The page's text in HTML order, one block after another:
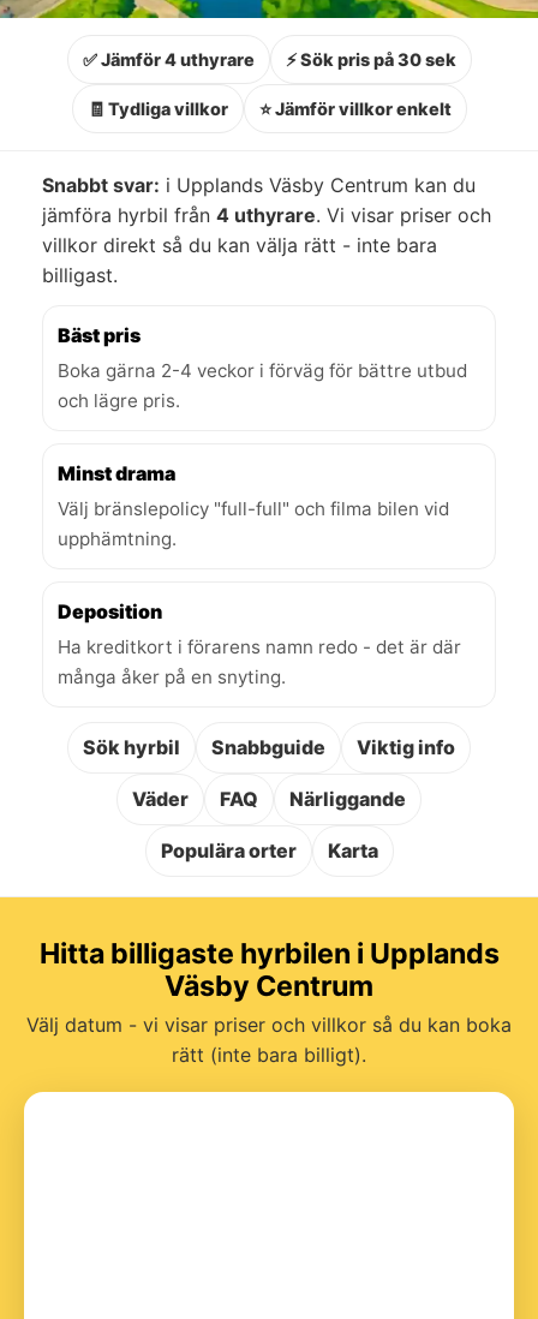
✅ Jämför 4 uthyrare ⚡ Sök pris på 30 sek
🧾 Tydliga villkor ⭐ Jämför villkor enkelt
Snabbt svar: i Upplands Väsby Centrum kan du
jämföra hyrbil från 4 uthyrare. Vi visar priser och
villkor direkt så du kan välja rätt - inte bara
billigast.
Bäst pris
Boka gärna 2-4 veckor i förväg för bättre utbud
och lägre pris.
Minst drama
Välj bränslepolicy "full-full" och filma bilen vid
upphämtning.
Deposition
Ha kreditkort i förarens namn redo - det är där
många åker på en snyting.
Sök hyrbil Snabbguide Viktig info
Väder FAQ Närliggande
Populära orter Karta
Hitta billigaste hyrbilen i Upplands
Väsby Centrum
Välj datum - vi visar priser och villkor så du kan boka
rätt (inte bara billigt).